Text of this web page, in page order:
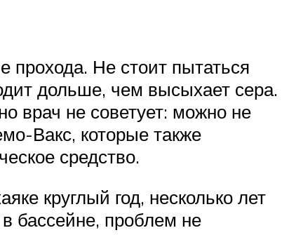
Не стоит пытаться
дольше, чем высыхает сера.
врач не советует: можно не
Вакс, которые также
средство.
круглый год, несколько лет
бассейне, проблем не